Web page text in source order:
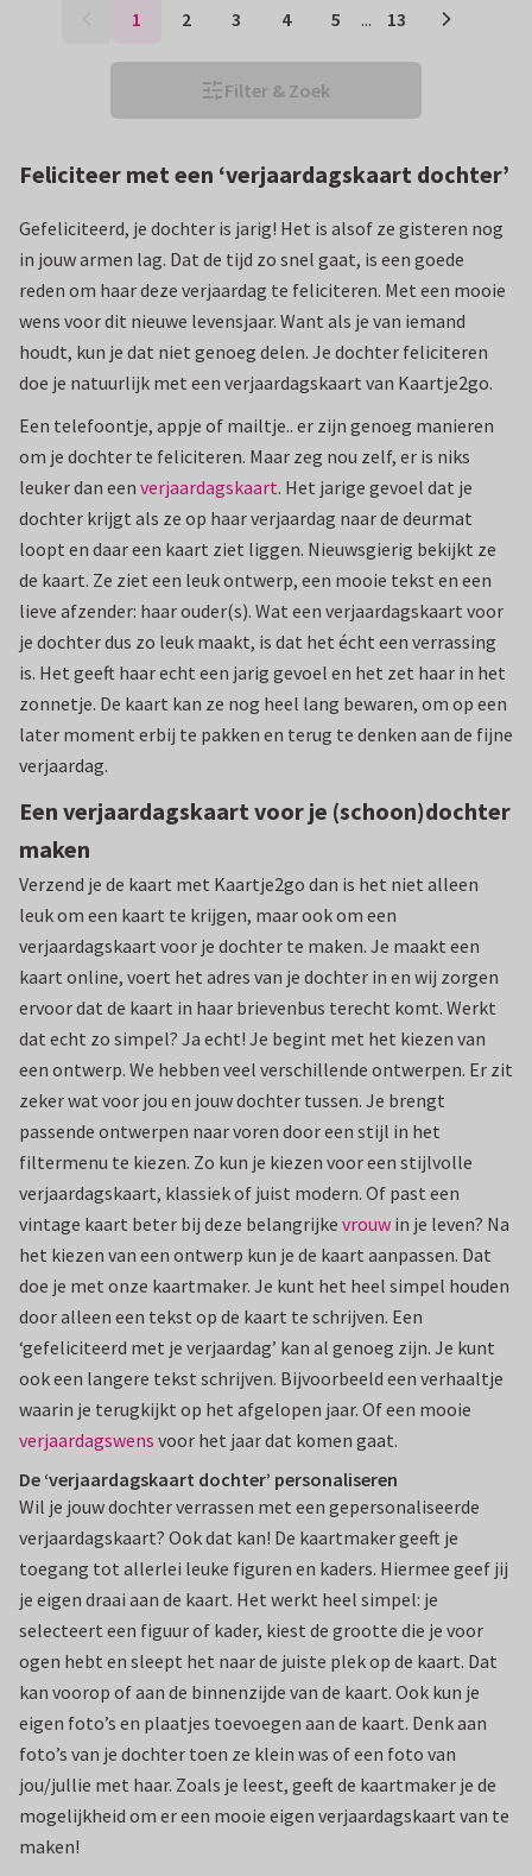
1 2 3 4 5 ... 13
Filter & Zoek
Feliciteer met een ‘verjaardagskaart dochter’
Gefeliciteerd, je dochter is jarig! Het is alsof ze gisteren nog
in jouw armen lag. Dat de tijd zo snel gaat, is een goede
reden om haar deze verjaardag te feliciteren. Met een mooie
wens voor dit nieuwe levensjaar. Want als je van iemand
houdt, kun je dat niet genoeg delen. Je dochter feliciteren
doe je natuurlijk met een verjaardagskaart van Kaartje2go.
Een telefoontje, appje of mailtje.. er zijn genoeg manieren
om je dochter te feliciteren. Maar zeg nou zelf, er is niks
leuker dan een verjaardagskaart. Het jarige gevoel dat je
dochter krijgt als ze op haar verjaardag naar de deurmat
loopt en daar een kaart ziet liggen. Nieuwsgierig bekijkt ze
de kaart. Ze ziet een leuk ontwerp, een mooie tekst en een
lieve afzender: haar ouder(s). Wat een verjaardagskaart voor
je dochter dus zo leuk maakt, is dat het écht een verrassing
is. Het geeft haar echt een jarig gevoel en het zet haar in het
zonnetje. De kaart kan ze nog heel lang bewaren, om op een
later moment erbij te pakken en terug te denken aan de fijne
verjaardag.
Een verjaardagskaart voor je (schoon)dochter
maken
Verzend je de kaart met Kaartje2go dan is het niet alleen
leuk om een kaart te krijgen, maar ook om een
verjaardagskaart voor je dochter te maken. Je maakt een
kaart online, voert het adres van je dochter in en wij zorgen
ervoor dat de kaart in haar brievenbus terecht komt. Werkt
dat echt zo simpel? Ja echt! Je begint met het kiezen van
een ontwerp. We hebben veel verschillende ontwerpen. Er zit
zeker wat voor jou en jouw dochter tussen. Je brengt
passende ontwerpen naar voren door een stijl in het
filtermenu te kiezen. Zo kun je kiezen voor een stijlvolle
verjaardagskaart, klassiek of juist modern. Of past een
vintage kaart beter bij deze belangrijke vrouw in je leven? Na
het kiezen van een ontwerp kun je de kaart aanpassen. Dat
doe je met onze kaartmaker. Je kunt het heel simpel houden
door alleen een tekst op de kaart te schrijven. Een
‘gefeliciteerd met je verjaardag’ kan al genoeg zijn. Je kunt
ook een langere tekst schrijven. Bijvoorbeeld een verhaaltje
waarin je terugkijkt op het afgelopen jaar. Of een mooie
verjaardagswens voor het jaar dat komen gaat.
De ‘verjaardagskaart dochter’ personaliseren
Wil je jouw dochter verrassen met een gepersonaliseerde
verjaardagskaart? Ook dat kan! De kaartmaker geeft je
toegang tot allerlei leuke figuren en kaders. Hiermee geef jij
je eigen draai aan de kaart. Het werkt heel simpel: je
selecteert een figuur of kader, kiest de grootte die je voor
ogen hebt en sleept het naar de juiste plek op de kaart. Dat
kan voorop of aan de binnenzijde van de kaart. Ook kun je
eigen foto’s en plaatjes toevoegen aan de kaart. Denk aan
foto’s van je dochter toen ze klein was of een foto van
jou/jullie met haar. Zoals je leest, geeft de kaartmaker je de
mogelijkheid om er een mooie eigen verjaardagskaart van te
maken!